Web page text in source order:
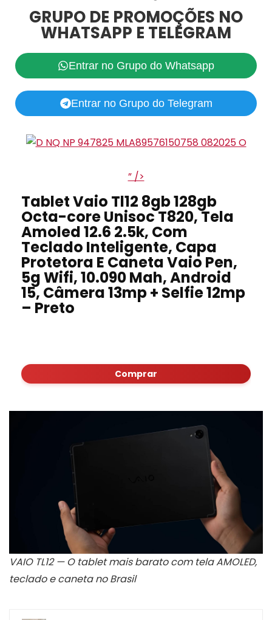
GRUPO DE PROMOÇÕES NO
WHATSAPP E TELEGRAM
Entrar no Grupo do Whatsapp
Entrar no Grupo do Telegram
” />
Tablet Vaio Tl12 8gb 128gb
Octa-core Unisoc T820, Tela
Amoled 12.6 2.5k, Com
Teclado Inteligente, Capa
Protetora E Caneta Vaio Pen,
5g Wifi, 10.090 Mah, Android
15, Câmera 13mp + Selfie 12mp
– Preto
Comprar
VAIO TL12 — O tablet mais barato com tela AMOLED,
teclado e caneta no Brasil